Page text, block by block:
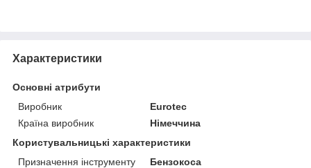
Характеристики
Основні атрибути
Виробник
Eurotec
Країна виробник
Німеччина
Користувальницькі характеристики
Призначення інструменту
Бензокоса